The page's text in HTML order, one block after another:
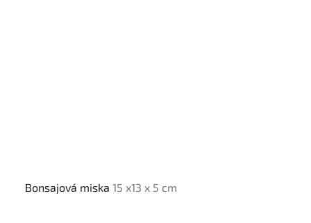
Bonsajová miska 15 x13 x 5 cm